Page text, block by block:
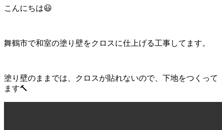
こんにちは😃
舞鶴市で和室の塗り壁をクロスに仕上げる工事してます。
塗り壁のままでは、クロスが貼れないので、下地をつくって
ます🔨